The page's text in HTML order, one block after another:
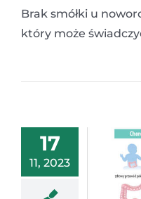
Brak smółki u
który może
17
11, 2023